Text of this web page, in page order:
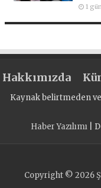
1
Hakkımızda
Kaynak belirtmeden
Haber Yazılımı|
Copyright © 2026